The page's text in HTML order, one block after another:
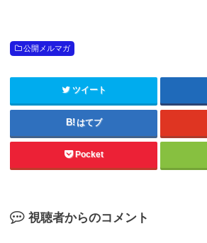
公開メルマガ
ツイート
はてブ
Pocket
視聴者からのコメント